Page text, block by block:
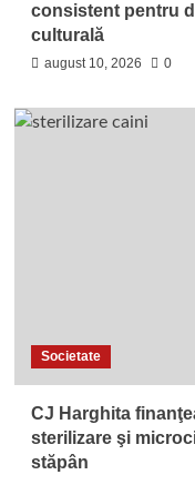
consistent pentru
culturală
august 10, 2026 0
Societate
CJ Harghita
sterilizare şi
stăpân